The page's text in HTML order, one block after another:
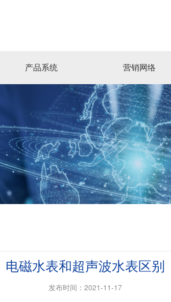
产品系统 营销网络
电磁水表和超声波水表区别
发布时间：2021-11-17